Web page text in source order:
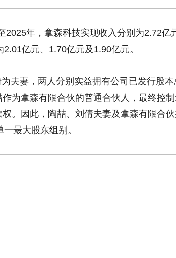
2025年，拿森科技实现收入分别为2.72亿
亿元、1.70亿元及1.90亿元。
夫妻，两人分别实益拥有公司已发行股
为拿森有限合伙的普通合伙人，最终控
。因此，陶喆、刘倩夫妻及拿森有限合
最大股东组别。